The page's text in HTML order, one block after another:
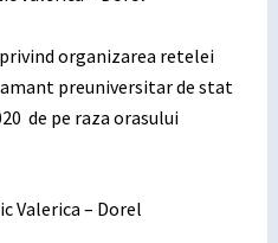
organizarea retelei
preuniversitar de stat
de pe raza orasului
– Dorel